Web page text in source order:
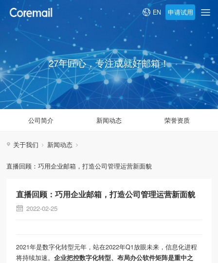
EN 申请试用
27年匠心，专注成就好邮箱！
公司简介 新闻动态 荣誉资质
关于我们 新闻动态
直播回顾：巧用企业邮箱，打造公司管理运营新面貌
直播回顾：巧用企业邮箱，打造公司管理运营新面貌
2022-02-25
2021年是数字化转型元年，站在2022年Q1放眼未来，信息化进程
将持续加速。企业把控数字化转型、布局办公软件矩阵是重中之